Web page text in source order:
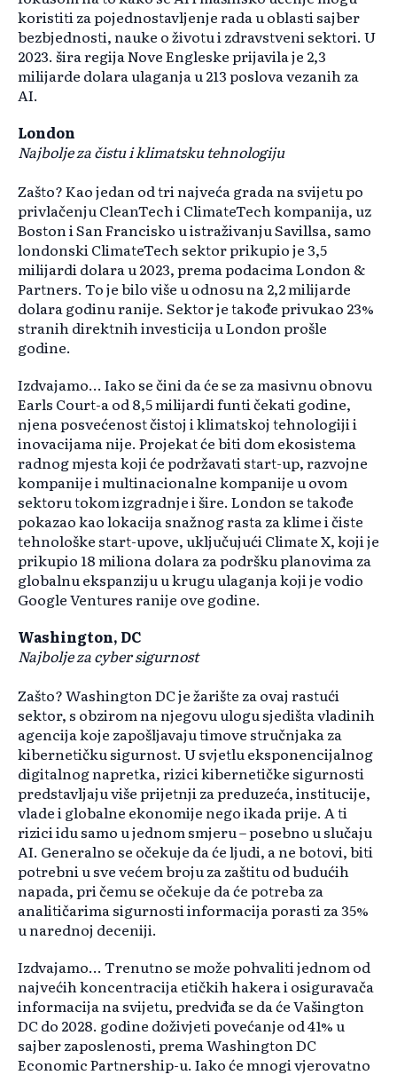
koristiti za pojednostavljenje rada u oblasti sajber
bezbjednosti, nauke o životu i zdravstveni sektori. U
2023. šira regija Nove Engleske prijavila je 2,3
milijarde dolara ulaganja u 213 poslova vezanih za
AI.
London
Najbolje za čistu i klimatsku tehnologiju
Zašto? Kao jedan od tri najveća grada na svijetu po
privlačenju CleanTech i ClimateTech kompanija, uz
Boston i San Francisko u istraživanju Savillsa, samo
londonski ClimateTech sektor prikupio je 3,5
milijardi dolara u 2023, prema podacima London &
Partners. To je bilo više u odnosu na 2,2 milijarde
dolara godinu ranije. Sektor je takođe privukao 23%
stranih direktnih investicija u London prošle
godine.
Izdvajamo... Iako se čini da će se za masivnu obnovu
Earls Court-a od 8,5 milijardi funti čekati godine,
njena posvećenost čistoj i klimatskoj tehnologiji i
inovacijama nije. Projekat će biti dom ekosistema
radnog mjesta koji će podržavati start-up, razvojne
kompanije i multinacionalne kompanije u ovom
sektoru tokom izgradnje i šire. London se takođe
pokazao kao lokacija snažnog rasta za klime i čiste
tehnološke start-upove, uključujući Climate X, koji je
prikupio 18 miliona dolara za podršku planovima za
globalnu ekspanziju u krugu ulaganja koji je vodio
Google Ventures ranije ove godine.
Washington, DC
Najbolje za cyber sigurnost
Zašto? Washington DC je žarište za ovaj rastući
sektor, s obzirom na njegovu ulogu sjedišta vladinih
agencija koje zapošljavaju timove stručnjaka za
kibernetičku sigurnost. U svjetlu eksponencijalnog
digitalnog napretka, rizici kibernetičke sigurnosti
predstavljaju više prijetnji za preduzeća, institucije,
vlade i globalne ekonomije nego ikada prije. A ti
rizici idu samo u jednom smjeru – posebno u slučaju
AI. Generalno se očekuje da će ljudi, a ne botovi, biti
potrebni u sve većem broju za zaštitu od budućih
napada, pri čemu se očekuje da će potreba za
analitičarima sigurnosti informacija porasti za 35%
u narednoj deceniji.
Izdvajamo... Trenutno se može pohvaliti jednom od
najvećih koncentracija etičkih hakera i osiguravača
informacija na svijetu, predviđa se da će Vašington
DC do 2028. godine doživjeti povećanje od 41% u
sajber zaposlenosti, prema Washington DC
Economic Partnership-u. Iako će mnogi vjerovatno